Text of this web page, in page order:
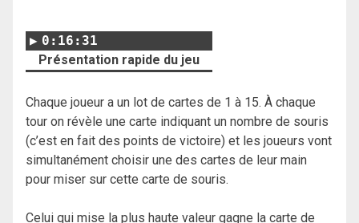
0:16:31
Présentation rapide du jeu
Chaque joueur a un lot de cartes de 1 à 15. À chaque
tour on révèle une carte indiquant un nombre de souris
(c’est en fait des points de victoire) et les joueurs vont
simultanément choisir une des cartes de leur main
pour miser sur cette carte de souris.
Celui qui mise la plus haute valeur gagne la carte de